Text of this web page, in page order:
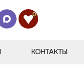
0
КОНТАКТЫ